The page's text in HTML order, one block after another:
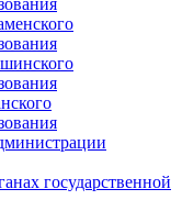
государственной